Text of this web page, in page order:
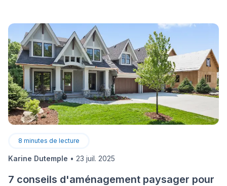
8 minutes de lecture
Karine Dutemple • 23 juil. 2025
7 conseils d'aménagement paysager pour